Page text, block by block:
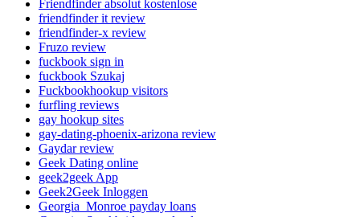
Friendfinder absolut kostenlose
friendfinder it review
friendfinder-x review
Fruzo review
fuckbook sign in
fuckbook Szukaj
Fuckbookhookup visitors
furfling reviews
gay hookup sites
gay-dating-phoenix-arizona review
Gaydar review
Geek Dating online
geek2geek App
Geek2Geek Inloggen
Georgia_Monroe payday loans